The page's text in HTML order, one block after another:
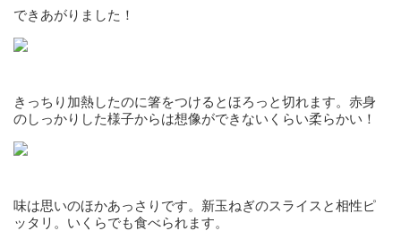
できあがりました！
きっちり加熱したのに箸をつけるとほろっと切れます。赤身
のしっかりした様子からは想像ができないくらい柔らかい！
味は思いのほかあっさりです。新玉ねぎのスライスと相性ピ
ッタリ。いくらでも食べられます。